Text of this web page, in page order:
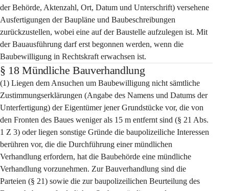
der Behörde, Aktenzahl, Ort, Datum und Unterschrift) versehene
Ausfertigungen der Baupläne und Baubeschreibungen
zurückzustellen, wobei eine auf der Baustelle aufzulegen ist. Mit
der Bauausführung darf erst begonnen werden, wenn die
Baubewilligung in Rechtskraft erwachsen ist.
§ 18 Mündliche Bauverhandlung
(1) Liegen dem Ansuchen um Baubewilligung nicht sämtliche
Zustimmungserklärungen (Angabe des Namens und Datums der
Unterfertigung) der Eigentümer jener Grundstücke vor, die von
den Fronten des Baues weniger als 15 m entfernt sind (§ 21 Abs.
1 Z 3) oder liegen sonstige Gründe die baupolizeiliche Interessen
berühren vor, die die Durchführung einer mündlichen
Verhandlung erfordern, hat die Baubehörde eine mündliche
Verhandlung vorzunehmen. Zur Bauverhandlung sind die
Parteien (§ 21) sowie die zur baupolizeilichen Beurteilung des